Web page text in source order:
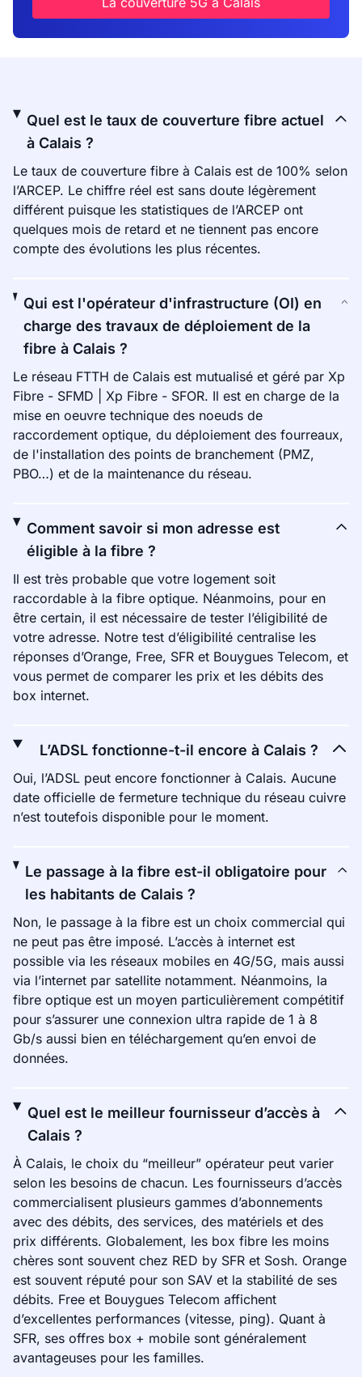
Quel est le taux de couverture fibre actuel
à Calais ?
Le taux de couverture fibre à Calais est de 100% selon
l’ARCEP. Le chiffre réel est sans doute légèrement
différent puisque les statistiques de l’ARCEP ont
quelques mois de retard et ne tiennent pas encore
compte des évolutions les plus récentes.
Qui est l'opérateur d'infrastructure (OI) en
charge des travaux de déploiement de la
fibre à Calais ?
Le réseau FTTH de Calais est mutualisé et géré par Xp
Fibre - SFMD | Xp Fibre - SFOR. Il est en charge de la
mise en oeuvre technique des noeuds de
raccordement optique, du déploiement des fourreaux,
de l'installation des points de branchement (PMZ,
PBO…) et de la maintenance du réseau.
Comment savoir si mon adresse est
éligible à la fibre ?
Il est très probable que votre logement soit
raccordable à la fibre optique. Néanmoins, pour en
être certain, il est nécessaire de tester l’éligibilité de
votre adresse. Notre test d’éligibilité centralise les
réponses d’Orange, Free, SFR et Bouygues Telecom, et
vous permet de comparer les prix et les débits des
box internet.
L’ADSL fonctionne-t-il encore à Calais ?
Oui, l’ADSL peut encore fonctionner à Calais. Aucune
date officielle de fermeture technique du réseau cuivre
n’est toutefois disponible pour le moment.
Le passage à la fibre est-il obligatoire pour
les habitants de Calais ?
Non, le passage à la fibre est un choix commercial qui
ne peut pas être imposé. L’accès à internet est
possible via les réseaux mobiles en 4G/5G, mais aussi
via l’internet par satellite notamment. Néanmoins, la
fibre optique est un moyen particulièrement compétitif
pour s’assurer une connexion ultra rapide de 1 à 8
Gb/s aussi bien en téléchargement qu’en envoi de
données.
Quel est le meilleur fournisseur d’accès à
Calais ?
À Calais, le choix du “meilleur” opérateur peut varier
selon les besoins de chacun. Les fournisseurs d’accès
commercialisent plusieurs gammes d’abonnements
avec des débits, des services, des matériels et des
prix différents. Globalement, les box fibre les moins
chères sont souvent chez RED by SFR et Sosh. Orange
est souvent réputé pour son SAV et la stabilité de ses
débits. Free et Bouygues Telecom affichent
d’excellentes performances (vitesse, ping). Quant à
SFR, ses offres box + mobile sont généralement
avantageuses pour les familles.